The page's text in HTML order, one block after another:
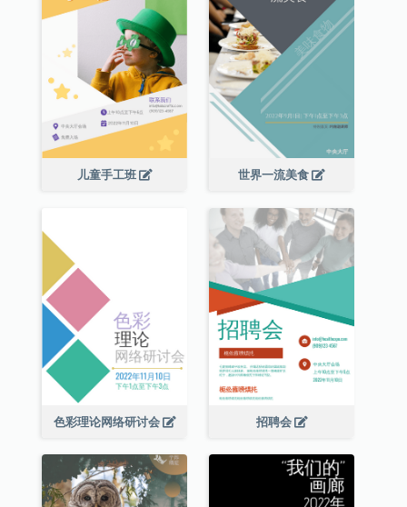
儿童手工班 世界一流美食
色彩理论网络研讨会 招聘会